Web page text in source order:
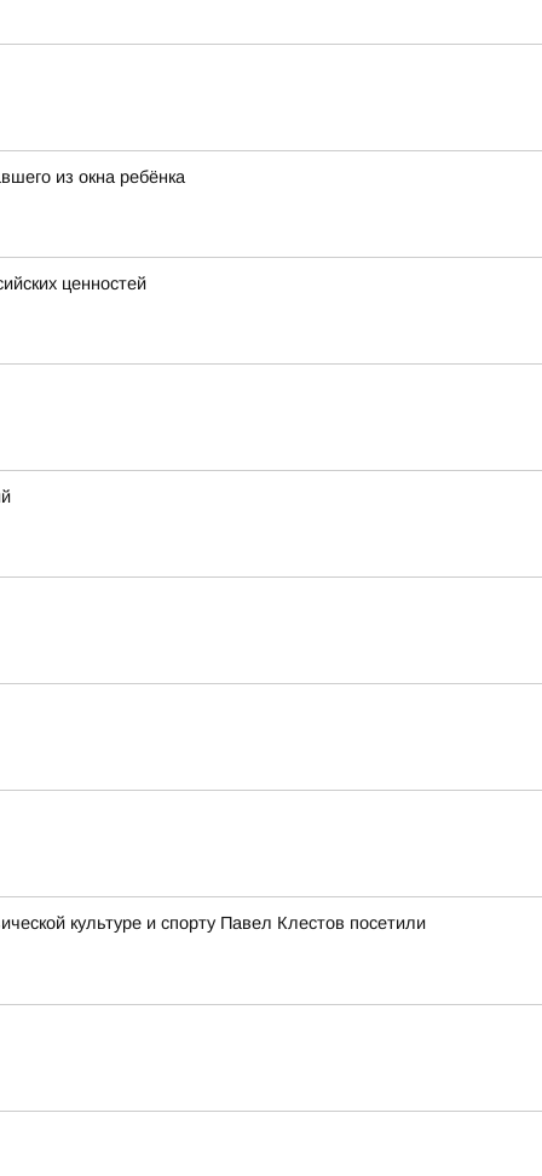
из окна ребёнка
ценностей
культуре и спорту Павел Клестов посетили